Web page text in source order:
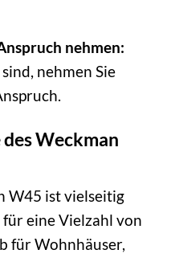
nehmen:
nehmen Sie
Weckman
W45 ist vielseitig
eine Vielzahl von
für Wohnhäuser,